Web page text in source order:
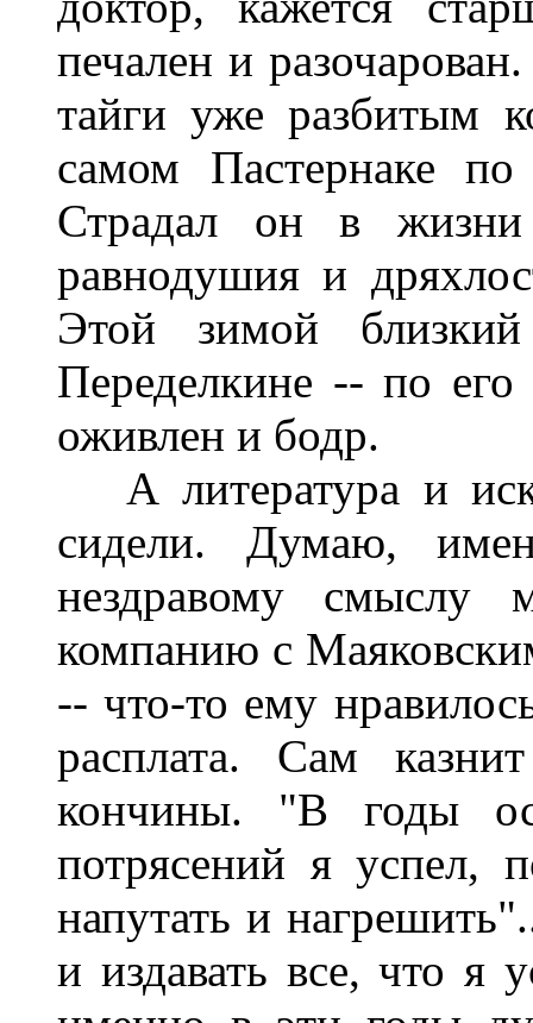
печален и
тайги уже разбитым
самом Пастернаке
Страдал он в
равнодушия и
Этой зимой
Переделкине -- по его
оживлен и бодр.
А литература и
сидели. Думаю,
нездравому смыслу
компанию с
-- что-то ему
расплата. Сам
кончины. "В годы
потрясений я успел,
напутать и
и издавать все, что я